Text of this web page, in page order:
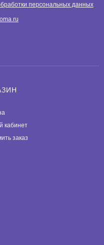
персональных данных
кабинет
заказ